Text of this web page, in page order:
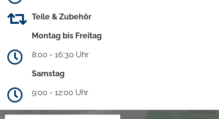
Teile & Zubehör
Montag bis Freitag
8:00 - 16:30 Uhr
Samstag
9:00 - 12:00 Uhr